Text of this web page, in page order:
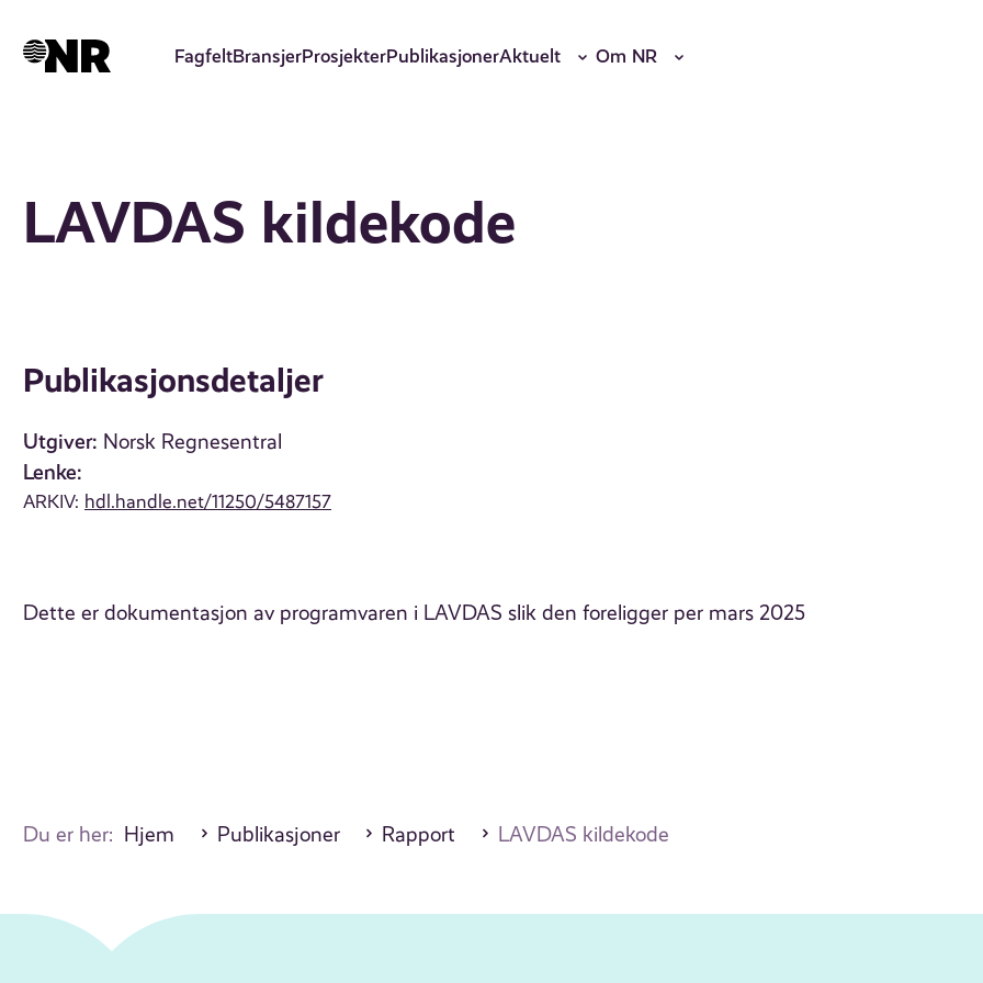
hovedinnhold
FagfeltBransjerProsjekterPublikasjonerAktuelt Om NR
LAVDAS kildekode
Publikasjonsdetaljer
Utgiver: Norsk Regnesentral
Lenke:
ARKIV: hdl.handle.net/11250/5487157
Dette er dokumentasjon av programvaren i LAVDAS slik den foreligger per mars 2025
Du er her: Hjem Publikasjoner Rapport LAVDAS kildekode